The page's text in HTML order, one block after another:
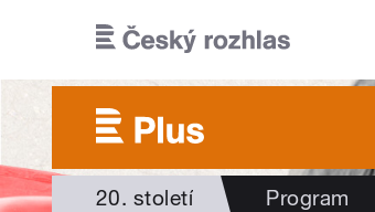
20. století Program